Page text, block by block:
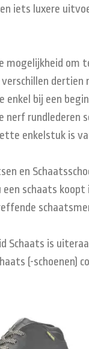
iets luxere
mogelijkheid
dertien
enkel bij een
nerf
enkelstuk is
en
een schaats
Schaats is
(-schoenen)